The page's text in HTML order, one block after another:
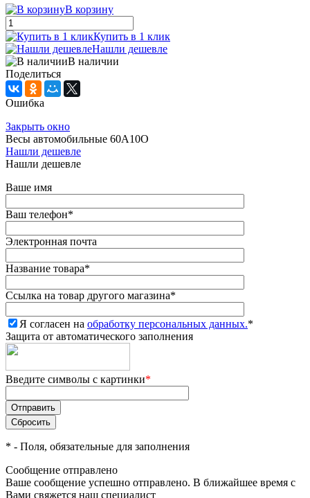
В корзину
Купить в 1 клик
Нашли дешевле
В наличии
Поделиться
Ошибка
Закрыть окно
Весы автомобильные 60А10О
Нашли дешевле
Нашли дешевле
Ваше имя
Ваш телефон*
Электронная почта
Название товара*
Ссылка на товар другого магазина*
Я согласен на обработку персональных данных.*
Защита от автоматического заполнения
Введите символы с картинки*
* - Поля, обязательные для заполнения
Сообщение отправлено
Ваше сообщение успешно отправлено. В ближайшее время с
Вами свяжется наш специалист